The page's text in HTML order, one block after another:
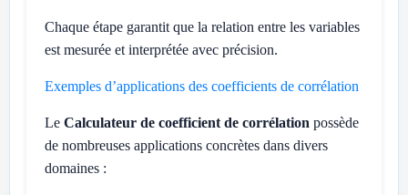
Chaque étape garantit que la relation entre les variables
est mesurée et interprétée avec précision.
Exemples d’applications des coefficients de corrélation
Le Calculateur de coefficient de corrélation possède
de nombreuses applications concrètes dans divers
domaines :